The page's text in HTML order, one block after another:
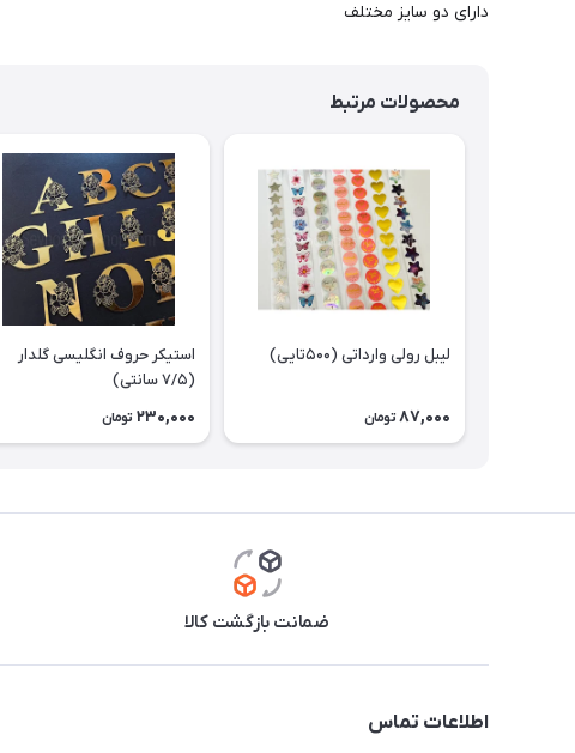
​​​​دارای دو سایز مختلف
محصولات مرتبط
لیبل رولی وارداتی (۵۰۰تایی)
87,000 تومان
استیکر حروف انگلیسی گلدار
(۷/۵ سانتی)
230,000 تومان
ضمانت بازگشت کالا
اطلاعات تماس